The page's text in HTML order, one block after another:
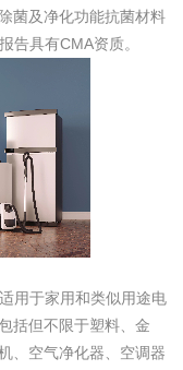
菌及净化功能抗菌材料
告具有CMA资质。
用于家用和类似用途电
括但不限于塑料、金
、空气净化器、空调器
霉菌污染分析